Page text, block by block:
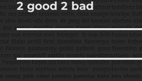
Sonraki
yazı:
2 good 2 bad